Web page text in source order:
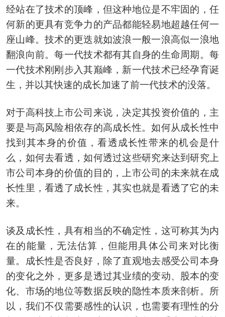
经站在了技术的顶峰，但这种地位是不牢固的，任
何新的更具有竞争力的产品都能轻易地超越任何一
座山峰。技术的更迭就如波浪一般一浪高似一浪地
翻浪向前。每一代技术都有其自身的生命周期。每
一代技术刚刚步入其巅峰，新一代技术已经孕育诞
生，并以其快速的成长加速了前一代技术的没落。
对于高科技上市公司来说，决定其投资价值的，主
要是与高风险相依存的高成长性。如何从成长性中
找到其本身的价值，看透成长性带来的机会是什
么，如何去看透，如何透过这些研究来达到研究上
市公司本身的价值的目的，上市公司的未来就在成
长性里，看透了成长性，其实也就是看透了它的未
来。
谈及成长性，具有相当的不确定性，这可称其为内
在的能量，无法估算，但能用具体公司来对比衡
量。成长性是否良好，除了直观地去感受公司本身
的变化之外，更多是透过其业绩的变动、股本的变
化、市场的地位等数据反映的隐性本质来剖析。所
以，我们不仅需要感性的认识，也需要有理性的分